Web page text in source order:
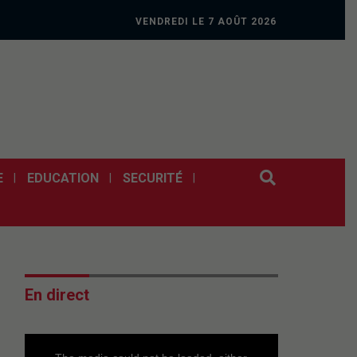
VENDREDI LE 7 AOÛT 2026
EDUCATION SECURITÉ
En direct